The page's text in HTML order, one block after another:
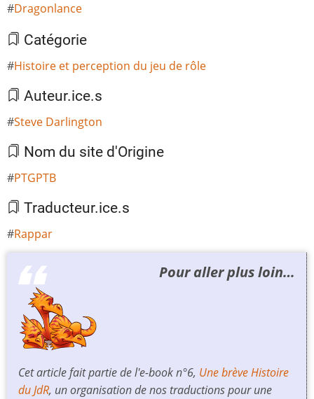
Dragonlance
Catégorie
Histoire et perception du jeu de rôle
Auteur.ice.s
Steve Darlington
Nom du site d'Origine
PTGPTB
Traducteur.ice.s
Rappar
Pour aller plus loin…
Cet article fait partie de l'e-book n°6, Une brève Histoire
du JdR, un organisation de nos traductions pour une